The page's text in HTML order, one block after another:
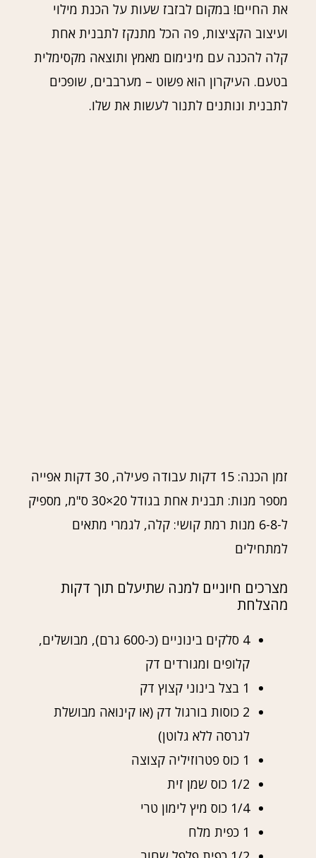
את החיים! במקום לבזבז שעות על הכנת מילוי
ועיצוב הקציצות, פה הכל מתנקז לתבנית אחת
קלה להכנה עם מינימום מאמץ ותוצאה מקסימלית
בטעם. העיקרון הוא פשוט – מערבבים, שופכים
לתבנית ונותנים לתנור לעשות את שלו.
זמן הכנה: 15 דקות עבודה פעילה, 30 דקות אפייה
מספר מנות: תבנית אחת בגודל 20×30 ס"מ, מספיק
ל-6-8 מנות רמת קושי: קלה, לגמרי מתאים
למתחילים
מצרכים חיוניים למנה שתיעלם תוך דקות
מהצלחת
4 סלקים בינוניים (כ-600 גרם), מבושלים,
קלופים ומגורדים דק
1 בצל בינוני קצוץ דק
2 כוסות בורגול דק (או קינואה מבושלת
לגרסה ללא גלוטן)
1 כוס פטרוזיליה קצוצה
1/2 כוס שמן זית
1/4 כוס מיץ לימון טרי
1 כפית מלח